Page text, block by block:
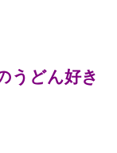
うどん好き